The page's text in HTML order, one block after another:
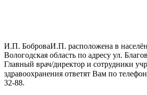
И.П. БоброваИ.П. расположена в
Вологодская область по адресу ул.
Главный врач/директор и сотрудники
здравоохранения ответят Вам по
32-88.